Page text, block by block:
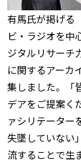
有馬氏が掲げる
ビ・ラジオを中
ジタルリサーチ
に関するアーカ
集しました。「
デアをご提案く
ァシリテーター
失墜していない
流することで生